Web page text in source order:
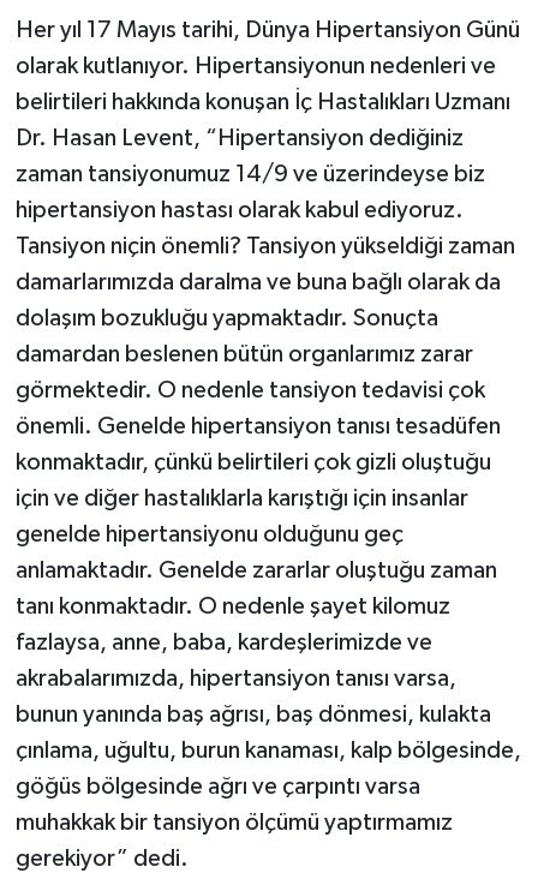
Her yıl 17 Mayıs tarihi, Dünya Hipertansiyon Günü
olarak kutlanıyor. Hipertansiyonun nedenleri ve
belirtileri hakkında konuşan İç Hastalıkları Uzmanı
Dr. Hasan Levent, “Hipertansiyon dediğiniz
zaman tansiyonumuz 14/9 ve üzerindeyse biz
hipertansiyon hastası olarak kabul ediyoruz.
Tansiyon niçin önemli? Tansiyon yükseldiği zaman
damarlarımızda daralma ve buna bağlı olarak da
dolaşım bozukluğu yapmaktadır. Sonuçta
damardan beslenen bütün organlarımız zarar
görmektedir. O nedenle tansiyon tedavisi çok
önemli. Genelde hipertansiyon tanısı tesadüfen
konmaktadır, çünkü belirtileri çok gizli oluştuğu
için ve diğer hastalıklarla karıştığı için insanlar
genelde hipertansiyonu olduğunu geç
anlamaktadır. Genelde zararlar oluştuğu zaman
tanı konmaktadır. O nedenle şayet kilomuz
fazlaysa, anne, baba, kardeşlerimizde ve
akrabalarımızda, hipertansiyon tanısı varsa,
bunun yanında baş ağrısı, baş dönmesi, kulakta
çınlama, uğultu, burun kanaması, kalp bölgesinde,
göğüs bölgesinde ağrı ve çarpıntı varsa
muhakkak bir tansiyon ölçümü yaptırmamız
gerekiyor” dedi.